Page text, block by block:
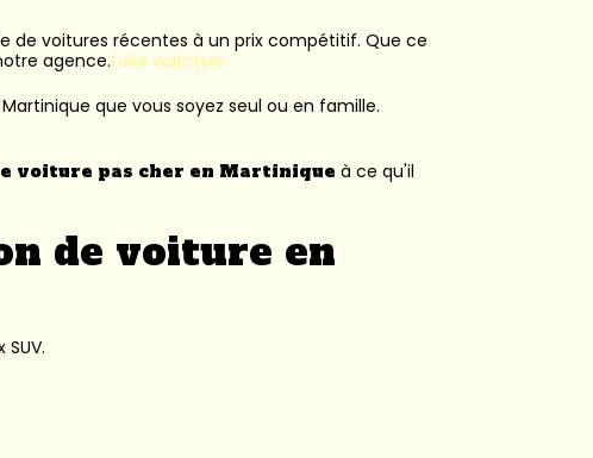
de voitures récentes à un prix compétitif. Que ce
agence.fake watches
que vous soyez seul ou en famille.
voiture pas cher en Martinique à ce qu'il
de voiture en